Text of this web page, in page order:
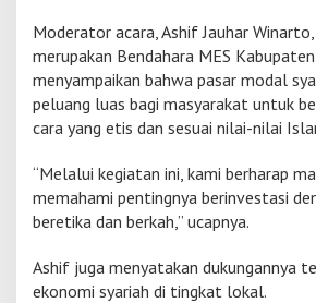
Moderator acara, Ashif Jauhar
merupakan Bendahara MES
menyampaikan bahwa pasar modal
peluang luas bagi masyarakat untuk
cara yang etis dan sesuai nilai-nilai
“Melalui kegiatan ini, kami berharap
memahami pentingnya berinvestasi
beretika dan berkah,” ucapnya.
Ashif juga menyatakan dukungannya
ekonomi syariah di tingkat lokal.